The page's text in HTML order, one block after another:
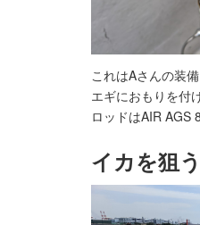
これはAさんの装備
エギにおもりを付
ロッドはAIR AGS
イカを狙う